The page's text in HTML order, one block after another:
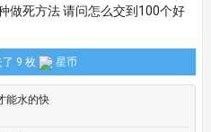
做死方法 请问怎么交到100个好
9 枚 星币
能水的快